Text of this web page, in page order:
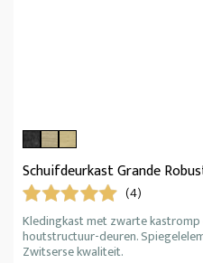
Schuifdeurkast Grande
(4)
Kledingkast met zwarte
houtstructuur-deuren.
Zwitserse kwaliteit.